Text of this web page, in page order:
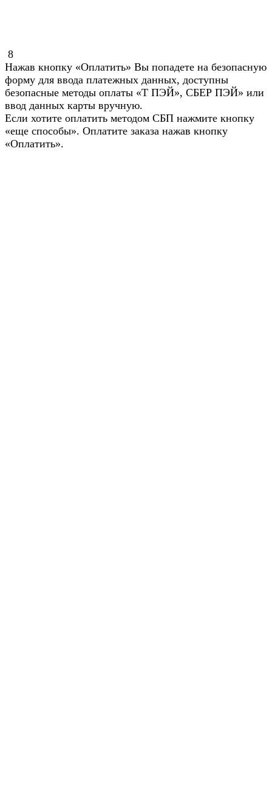
8
Нажав кнопку «Оплатить» Вы попадете на безопасную
форму для ввода платежных данных, доступны
безопасные методы оплаты «Т ПЭЙ», СБЕР ПЭЙ» или
ввод данных карты вручную.
Если хотите оплатить методом СБП нажмите кнопку
«еще способы». Оплатите заказа нажав кнопку
«Оплатить».